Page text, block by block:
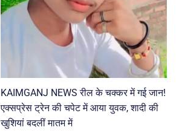
KAIMGANJ NEWS रील के चक्कर में गई जान!
एक्सप्रेस ट्रेन की चपेट में आया युवक, शादी की
खुशियां बदलीं मातम में